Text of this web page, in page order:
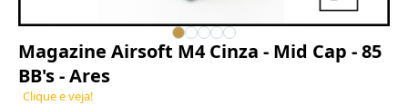
Magazine Airsoft M4 Cinza - Mid Cap - 85
BB's - Ares
Clique e veja!